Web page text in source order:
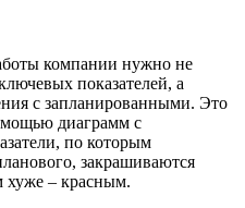
компании нужно не
показателей, а
с запланированными. Это
диаграмм с
по которым
закрашиваются
хуже – красным.